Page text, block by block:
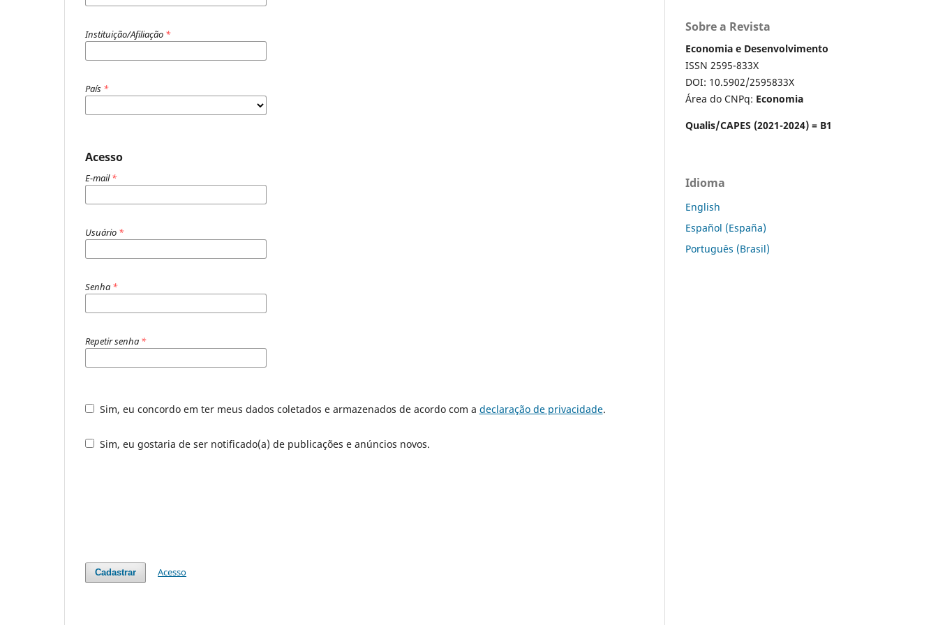
Instituição/Afiliação *
País *
Acesso
E-mail*
Usuário *
Senha *
Repetir senha *
Sim, eu concordo em ter meus dados coletados e armazenados de acordo com a declaração de privacidade.
Sim, eu gostaria de ser notificado(a) de publicações e anúncios novos.
Cadastrar Acesso
Sobre a Revista
Economia e Desenvolvimento
ISSN 2595-833X
DOI: 10.5902/2595833X
Área do CNPq: Economia
Qualis/CAPES (2021-2024) = B1
Idioma
English
Español (España)
Português (Brasil)